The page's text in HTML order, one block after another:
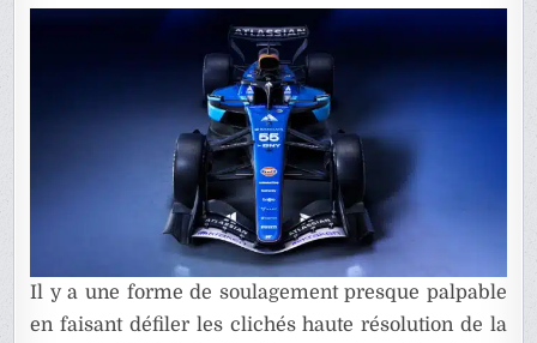
Il y a une forme de soulagement presque palpable
en faisant défiler les clichés haute résolution de la